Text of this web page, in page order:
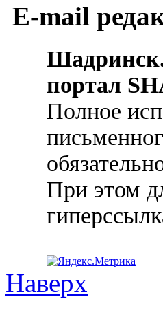
E-mail
портал
Полное
При этом
Наверх